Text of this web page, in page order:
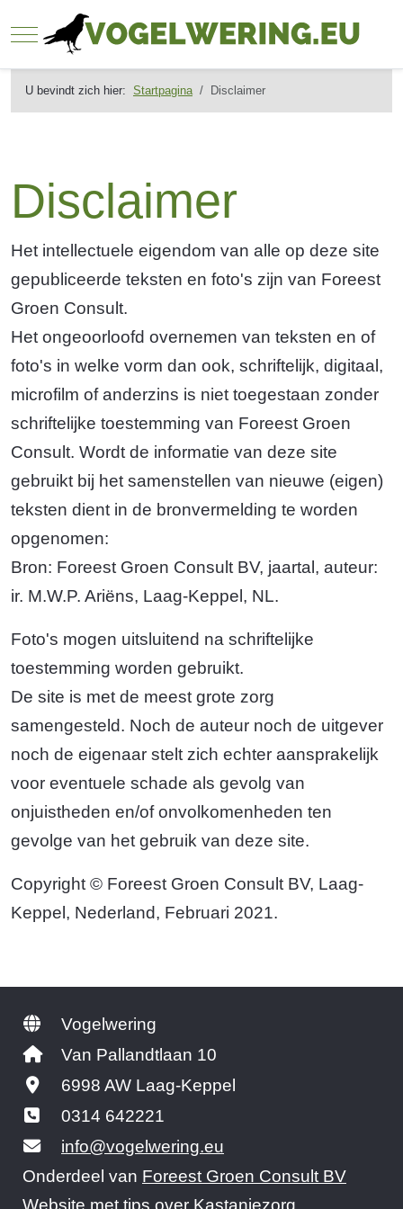
Mobile Menu Toggle
U bevindt zich hier: Startpagina Disclaimer
Disclaimer
Het intellectuele eigendom van alle op deze site
gepubliceerde teksten en foto's zijn van Foreest
Groen Consult.
Het ongeoorloofd overnemen van teksten en of
foto's in welke vorm dan ook, schriftelijk, digitaal,
microfilm of anderzins is niet toegestaan zonder
schriftelijke toestemming van Foreest Groen
Consult. Wordt de informatie van deze site
gebruikt bij het samenstellen van nieuwe (eigen)
teksten dient in de bronvermelding te worden
opgenomen:
Bron: Foreest Groen Consult BV, jaartal, auteur:
ir. M.W.P. Ariëns, Laag-Keppel, NL.
Foto's mogen uitsluitend na schriftelijke
toestemming worden gebruikt.
De site is met de meest grote zorg
samengesteld. Noch de auteur noch de uitgever
noch de eigenaar stelt zich echter aansprakelijk
voor eventuele schade als gevolg van
onjuistheden en/of onvolkomenheden ten
gevolge van het gebruik van deze site.
Copyright © Foreest Groen Consult BV, Laag-
Keppel, Nederland, Februari 2021.
Vogelwering
Van Pallandtlaan 10
6998 AW Laag-Keppel
0314 642221
info@vogelwering.eu
Onderdeel van Foreest Groen Consult BV
Website met tips over Kastanjezorg